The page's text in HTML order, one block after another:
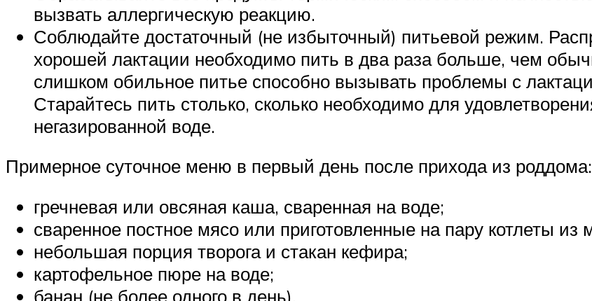
вызвать аллергическую реакцию.
Соблюдайте достаточный (не избыточный) питьевой режим.
хорошей лактации необходимо пить в два раза больше, чем
слишком обильное питье способно вызывать проблемы с
Старайтесь пить столько, сколько необходимо для
негазированной воде.
Примерное суточное меню в первый день после прихода из роддома:
гречневая или овсяная каша, сваренная на воде;
сваренное постное мясо или приготовленные на пару котлеты из
небольшая порция творога и стакан кефира;
картофельное пюре на воде;
банан (не более одного в день).